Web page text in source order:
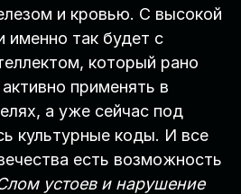
и кровью. С высокой
именно так будет с
который рано
применять в
а уже сейчас под
культурные коды. И все
есть возможность
устоев и нарушение